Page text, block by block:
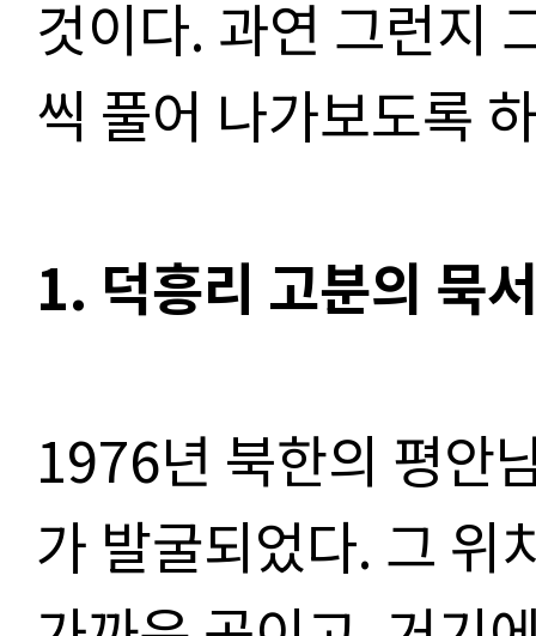
것이다. 과연 그런지
씩 풀어 나가보도록
1. 덕흥리 고분의 묵
1976년 북한의 평안
가 발굴되었다. 그 위